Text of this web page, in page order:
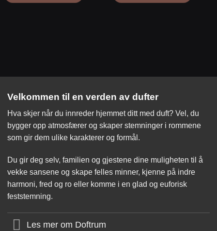
Velkommen til en verden av dufter
Hva skjer når du innreder hjemmet ditt med duft? Vel, du
bygger opp atmosfærer og skaper stemninger i rommene
som gir dem ulike karakterer og formål.
Du gir deg selv, familien og gjestene dine muligheten til å
vekke sansene og skape felles minner, kjenne på indre
harmoni, fred og ro eller komme i en glad og euforisk
feststemning.
Les mer om Doftrum